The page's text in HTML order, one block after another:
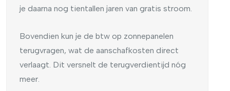
je daarna nog tientallen jaren van gratis stroom.
Bovendien kun je de btw op zonnepanelen
terugvragen, wat de aanschafkosten direct
verlaagt. Dit versnelt de terugverdientijd nóg
meer.